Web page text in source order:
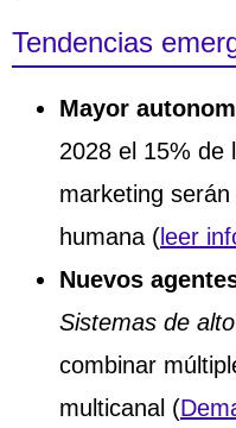
Tendencias
Mayor
2028 el 15% de
marketing
humana (leer
Nuevos
Sistemas de
combinar
multicanal (